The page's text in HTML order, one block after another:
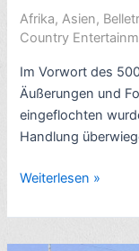
Afrika,Asien,
Country
Im Vorwort des
Äußerungen und
eingeflochten
Handlung
Presse-
zur
fiktionalisierten
Weiterlesen »